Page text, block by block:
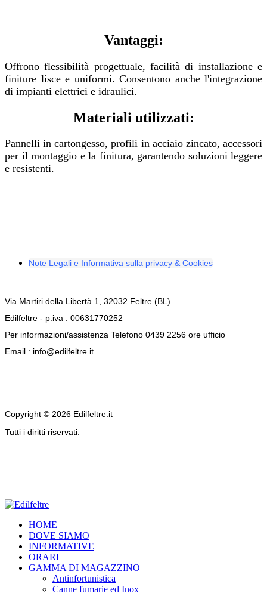
Vantaggi:
Offrono flessibilità progettuale, facilità di installazione e
finiture lisce e uniformi. Consentono anche l'integrazione
di impianti elettrici e idraulici.
Materiali utilizzati:
Pannelli in cartongesso, profili in acciaio zincato, accessori
per il montaggio e la finitura, garantendo soluzioni leggere
e resistenti.
Note Legali e Informativa sulla privacy & Cookies
Via Martiri della Libertà 1, 32032 Feltre (BL)
Edilfeltre - p.iva : 00631770252
Per informazioni/assistenza Telefono 0439 2256 ore ufficio
Email : info@edilfeltre.it
Copyright © 2026 Edilfeltre.it
Tutti i diritti riservati.
HOME
DOVE SIAMO
INFORMATIVE
ORARI
GAMMA DI MAGAZZINO
Antinfortunistica
Canne fumarie ed Inox